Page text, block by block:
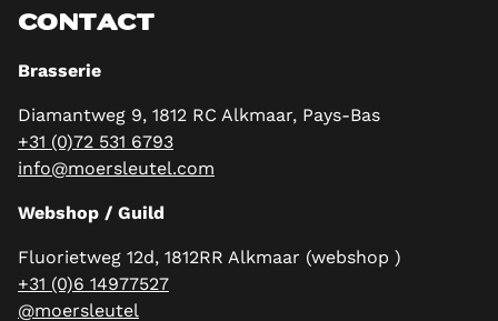
CONTACT
Brasserie
Diamantweg 9, 1812 RC Alkmaar, Pays-Bas
+31 (0)72 531 6793
info@moersleutel.com
Webshop / Guild
Fluorietweg 12d, 1812RR Alkmaar (webshop )
+31 (0)6 14977527
@moersleutel